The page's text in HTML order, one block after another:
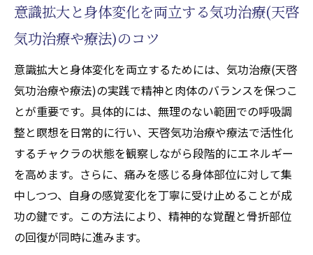
意識拡大と身体変化を両立する気功治療(天啓
気功治療や療法)のコツ
意識拡大と身体変化を両立するためには、気功治療(天啓
気功治療や療法)の実践で精神と肉体のバランスを保つこ
とが重要です。具体的には、無理のない範囲での呼吸調
整と瞑想を日常的に行い、天啓気功治療や療法で活性化
するチャクラの状態を観察しながら段階的にエネルギー
を高めます。さらに、痛みを感じる身体部位に対して集
中しつつ、自身の感覚変化を丁寧に受け止めることが成
功の鍵です。この方法により、精神的な覚醒と骨折部位
の回復が同時に進みます。